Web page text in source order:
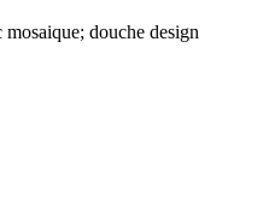
douche design